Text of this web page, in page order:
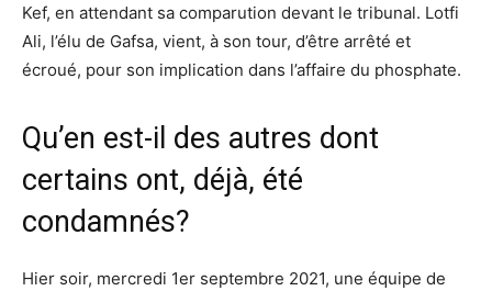
Kef, en attendant sa comparution devant le tribunal. Lotfi
Ali, l’élu de Gafsa, vient, à son tour, d’être arrêté et
écroué, pour son implication dans l’affaire du phosphate.
Qu’en est-il des autres dont
certains ont, déjà, été
condamnés?
Hier soir, mercredi 1er septembre 2021, une équipe de